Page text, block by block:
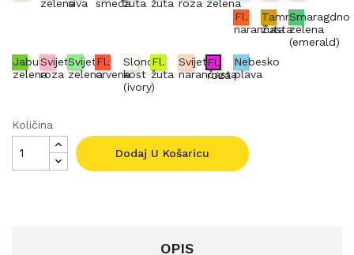
zelenasiva
smeđažuta žuta roza zelena
Fl.
narančasta
Tamno
žuta
Smaragdno
zelena
(emerald)
Jabuka
zelena
Svijetlo
roza
Svijetlo
zelena
Fl.
crvena
Slonova
kost
(ivory)
Fl.
žuta
Svijetlo
narančasta
Fl.
roza
Nebesko
plava
Količina
Dodaj U Košaricu
OPIS